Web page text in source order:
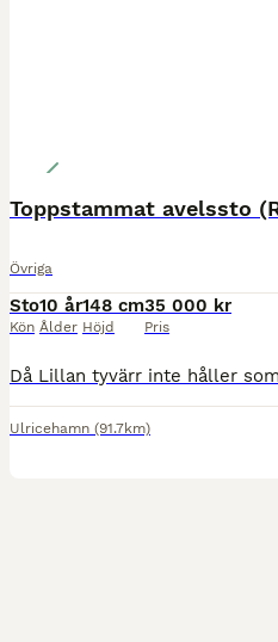
Toppstammat avelssto
Övriga
Sto
Kön
10 år
Ålder
148 cm
Höjd
35 000 kr
Pris
Ulricehamn (91.7km)